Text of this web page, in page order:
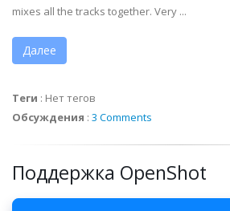
mixes all the tracks together. Very ...
Далее
Теги : Нет тегов
Обсуждения : 3 Comments
Поддержка OpenShot